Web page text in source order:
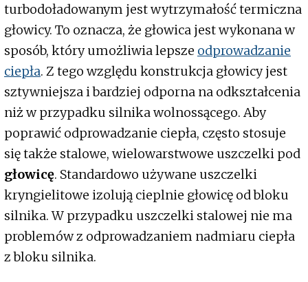
turbodoładowanym jest wytrzymałość termiczna
głowicy. To oznacza, że głowica jest wykonana w
sposób, który umożliwia lepsze odprowadzanie
ciepła. Z tego względu konstrukcja głowicy jest
sztywniejsza i bardziej odporna na odkształcenia
niż w przypadku silnika wolnossącego. Aby
poprawić odprowadzanie ciepła, często stosuje
się także stalowe, wielowarstwowe uszczelki pod
głowicę. Standardowo używane uszczelki
kryngielitowe izolują cieplnie głowicę od bloku
silnika. W przypadku uszczelki stalowej nie ma
problemów z odprowadzaniem nadmiaru ciepła
z bloku silnika.